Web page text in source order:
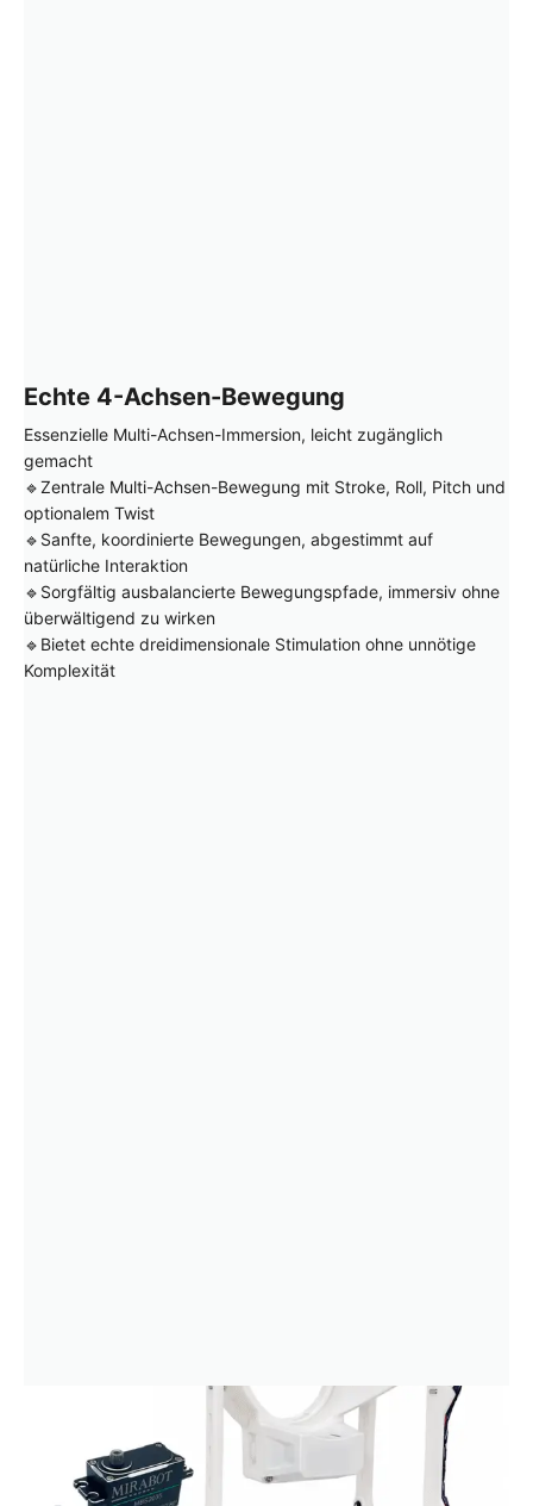
Echte 4-Achsen-Bewegung
Essenzielle Multi-Achsen-Immersion, leicht zugänglich
gemacht
🔹Zentrale Multi-Achsen-Bewegung mit Stroke, Roll, Pitch und
optionalem Twist
🔹Sanfte, koordinierte Bewegungen, abgestimmt auf
natürliche Interaktion
🔹Sorgfältig ausbalancierte Bewegungspfade, immersiv ohne
überwältigend zu wirken
🔹Bietet echte dreidimensionale Stimulation ohne unnötige
Komplexität